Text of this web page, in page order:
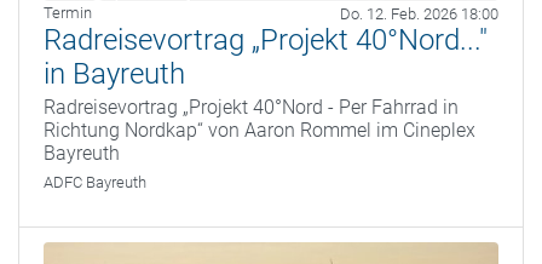
Termin Do. 12. Feb. 2026 18:00
Radreisevortrag „Projekt 40°Nord..."
in Bayreuth
Radreisevortrag „Projekt 40°Nord - Per Fahrrad in
Richtung Nordkap“ von Aaron Rommel im Cineplex
Bayreuth
ADFC Bayreuth